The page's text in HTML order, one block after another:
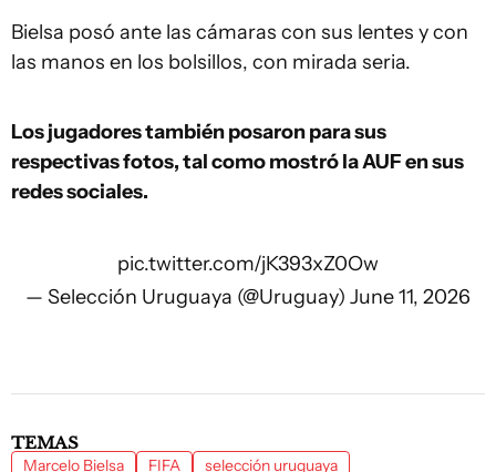
Bielsa posó ante las cámaras con sus lentes y con
las manos en los bolsillos, con mirada seria.
Los jugadores también posaron para sus
respectivas fotos, tal como mostró la AUF en sus
redes sociales.
pic.twitter.com/jK393xZ0Ow
— Selección Uruguaya (@Uruguay) June 11, 2026
TEMAS
Marcelo Bielsa FIFA selección uruguaya